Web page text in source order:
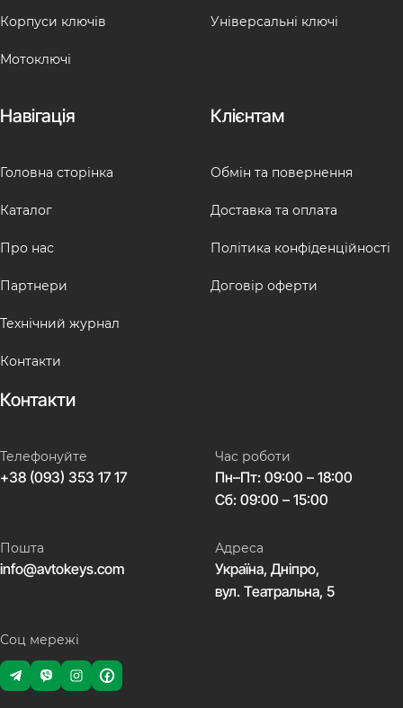
Корпуси ключів
Мотоключі
Універсальні ключі
Навігація
Головна сторінка
Каталог
Про нас
Партнери
Технічний журнал
Контакти
Клієнтам
Обмін та повернення
Доставка та оплата
Політика конфіденційності
Договір оферти
Контакти
Телефонуйте
+38 (093) 353 17 17
Час роботи
Пн–Пт: 09:00 – 18:00
Сб: 09:00 – 15:00
Пошта
info@avtokeys.com
Адреса
Україна, Дніпро,
вул. Театральна, 5
Соц мережі